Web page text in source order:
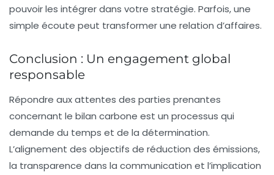
pouvoir les intégrer dans votre stratégie. Parfois, une
simple écoute peut transformer une relation d’affaires.
Conclusion : Un engagement global
responsable
Répondre aux attentes des parties prenantes
concernant le bilan carbone est un processus qui
demande du temps et de la détermination.
L’alignement des objectifs de réduction des émissions,
la transparence dans la communication et l’implication